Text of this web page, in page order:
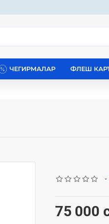
ЧЕГИРМАЛАР ФЛЕШ
-
75 000